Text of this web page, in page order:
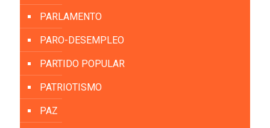
PARLAMENTO
PARO-DESEMPLEO
PARTIDO POPULAR
PATRIOTISMO
PAZ